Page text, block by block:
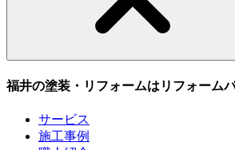
福井の塗装・リフォームはリフォーム
サービス
施工事例